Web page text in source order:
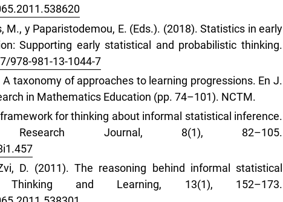
M., y Paparistodemou, E. (Eds.). (2018). Statistics in early
Supporting early statistical and probabilistic thinking.
978-981-13-1044-7
taxonomy of approaches to learning progressions. En J.
in Mathematics Education (pp. 74–101). NCTM.
for thinking about informal statistical inference.
Research Journal, 8(1), 82–105.
D. (2011). The reasoning behind informal statistical
Thinking and Learning, 13(1), 152–173.